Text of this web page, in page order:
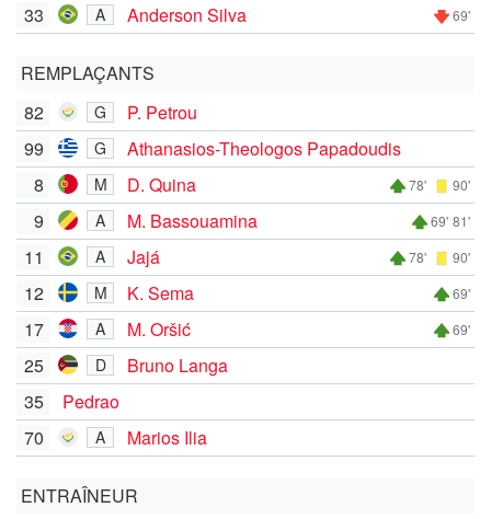
33 A Anderson Silva 69'
REMPLAÇANTS
82
G
P. Petrou
99
G
Athanasios-Theologos Papadoudis
8
M D. Quina 78' 90'
9 A M. Bassouamina 69' 81'
11 A Jajá 78' 90'
12 M K. Sema 69'
17 A M. Oršić 69'
25 D
Bruno Langa
35
Pedrao
70
A Marios Ilia
ENTRAÎNEUR